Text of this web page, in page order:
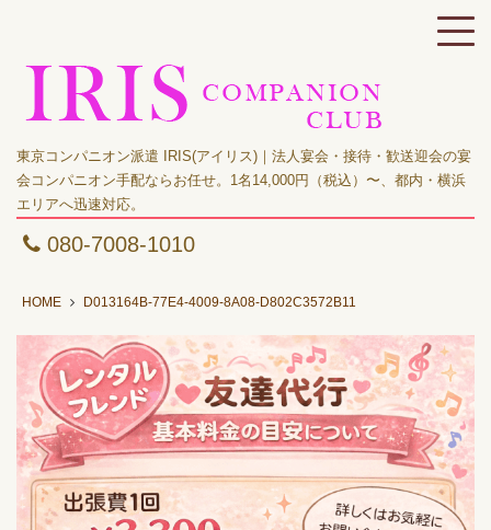
東京コンパニオン派遣 IRIS(アイリス)｜法人宴会・接待・歓送迎会の宴
会コンパニオン手配ならお任せ。1名14,000円（税込）〜、都内・横浜
エリアへ迅速対応。
080-7008-1010
HOME D013164B-77E4-4009-8A08-D802C3572B11